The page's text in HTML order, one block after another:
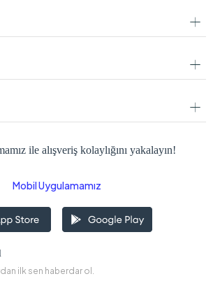
ile alışveriş kolaylığını yakalayın!
Mobil Uygulamamız
ilk sen haberdar ol.